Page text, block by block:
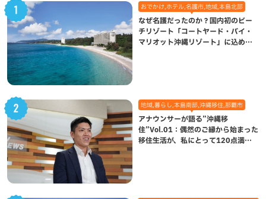
おでかけ,ホテル,名護市,地域,本島北部
なぜ名護だったのか？国内初のビー
チリゾート「コートヤード・バイ・
マリオット沖縄リゾート」に込めら
地域,暮らし,本島南部,沖縄移住,那覇市
アナウンサーが語る”沖縄移
住”Vol.01：偶然のご縁から始まった
移住生活が、私にとって120点満点